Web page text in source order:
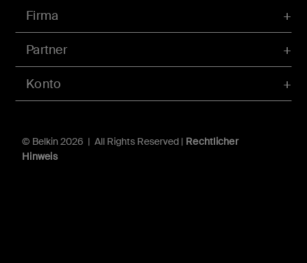
Konto
Firma
Partner
© Belkin 2026 | All Rights Reserved | Rechtlicher
Hinweis